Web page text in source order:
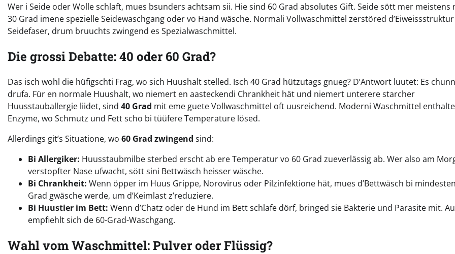
Wer i Seide oder Wolle schlaft, mues bsunders achtsam sii. Hie sind 60 Grad absolutes Gift. Seide sött mer meistens
30 Grad imene spezielle Seidewaschgang oder vo Hand wäsche. Normali Vollwaschmittel zerstöred
Seidefaser, drum bruuchts zwingend es Spezialwaschmittel.
Die grossi Debatte: 40 oder 60 Grad?
Das isch wohl die hüfigschti Frag, wo sich Huushalt stelled. Isch 40 Grad hützutags gnueg? D’Antwort luutet: Es
drufa. Für en normale Huushalt, wo niemert en aasteckendi Chrankheit hät und niemert unterere starcher
Huusstauballergie liidet, sind 40 Grad mit eme guete Vollwaschmittel oft uusreichend. Moderni Waschmittel
Enzyme, wo Schmutz und Fett scho bi tüüfere Temperature lösed.
Allerdings git’s Situatione, wo 60 Grad zwingend sind:
Bi Allergiker: Huusstaubmilbe sterbed erscht ab ere Temperatur vo 60 Grad zueverlässig ab. Wer also am
verstopfter Nase ufwacht, sött sini Bettwäsch heisser wäsche.
Bi Chrankheit: Wenn öpper im Huus Grippe, Norovirus oder Pilzinfektione hät, mues d’Bettwäsch bi
Grad gwäsche werde, um d’Keimlast z’reduziere.
Bi Huustier im Bett: Wenn d’Chatz oder de Hund im Bett schlafe dörf, bringed sie Bakterie und Parasite mit.
empfiehlt sich de 60-Grad-Waschgang.
Wahl vom Waschmittel: Pulver oder Flüssig?